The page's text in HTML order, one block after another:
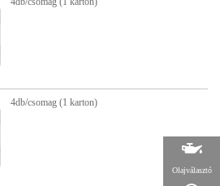
(1 karton)
Olajválasztó